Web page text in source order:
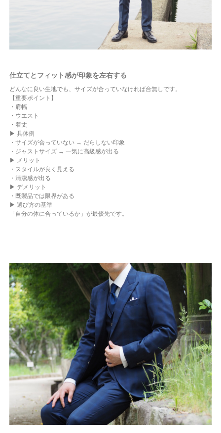
仕立てとフィット感が印象を左右する
どんなに良い生地でも、サイズが合っていなければ台無しです。
【重要ポイント】
・肩幅
・ウエスト
・着丈
▶ 具体例
・サイズが合っていない → だらしない印象
・ジャストサイズ → 一気に高級感が出る
▶ メリット
・スタイルが良く見える
・清潔感が出る
▶ デメリット
・既製品では限界がある
▶ 選び方の基準
「自分の体に合っているか」が最優先です。